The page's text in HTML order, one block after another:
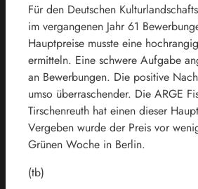
Für den Deutschen
im vergangenen Jahr 61
Hauptpreise musste eine
ermitteln. Eine schwere Aufgabe
an Bewerbungen. Die positive
umso überraschender. Die ARGE
Tirschenreuth hat einen dieser
Vergeben wurde der Preis vor
Grünen Woche in Berlin.
(tb)